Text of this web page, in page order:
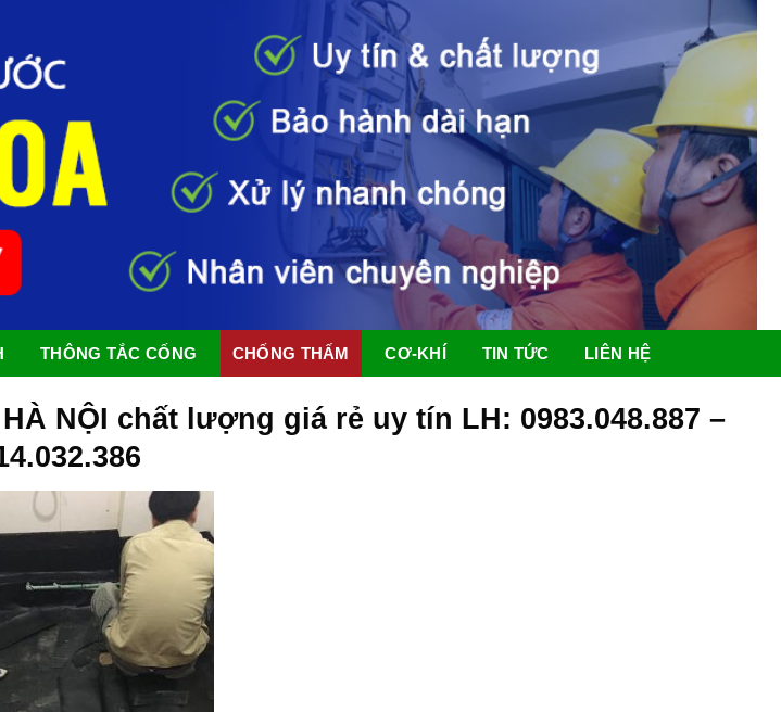
THÔNG TẮC CỐNG CHỐNG THẤM CƠ-KHÍ TIN TỨC LIÊN HỆ
NỘI chất lượng giá rẻ uy tín LH: 0983.048.887 –